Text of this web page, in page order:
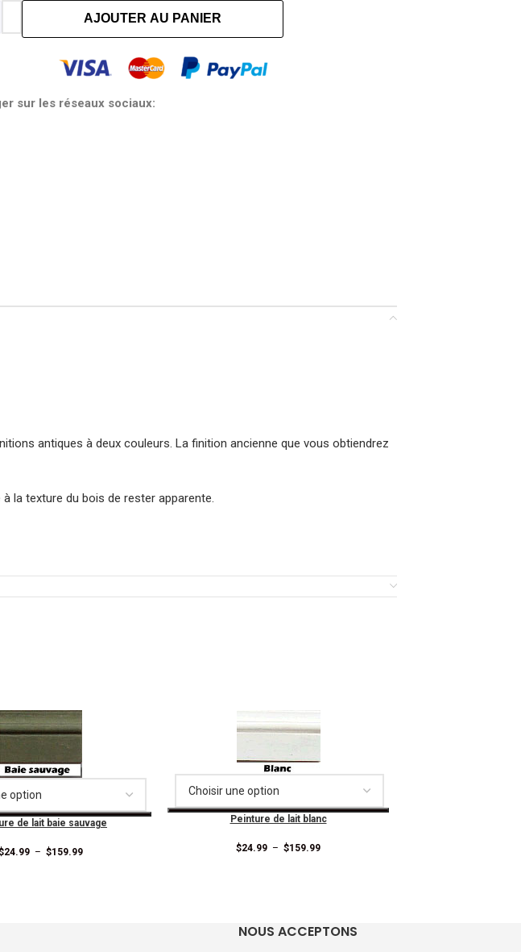
AJOUTER AU PANIER
sur les réseaux sociaux:
antiques à deux couleurs. La finition ancienne que vous obtiendrez
la texture du bois de rester apparente.
de lait baie sauvage
24.99 – $159.99
Peinture de lait blanc
$24.99 – $159.99
NOUS ACCEPTONS